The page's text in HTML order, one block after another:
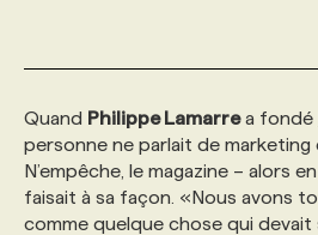
INITIATIVES
PRIX ET DISTINCTIONS
TENDANCES
MARKETING DURABLE
GEO/SEO
ÉVÉNEMENTIEL
ANNONCEZ AVEC NOUS
PROFIL ENTREPRISE
FAQ
ANNONCEZ AVEC NOUS
PROFIL CANDIDAT
ANNONCEZ AVEC NOUS
NOS PARCOURS DE
FORMATIONS
NOS FORMATEUR‧RICES
SERVICE DE CHASSE DE
NOS TARIFS
NOS EXPERTISES
Quand Philippe Lamarrea fondé
personne ne parlait de marketing
N’empêche, le magazine – alors
faisait à sa façon. «Nous avons
comme quelque chose qui devait